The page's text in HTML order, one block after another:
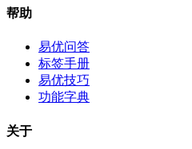
帮助
易优问答
标签手册
易优技巧
功能字典
关于